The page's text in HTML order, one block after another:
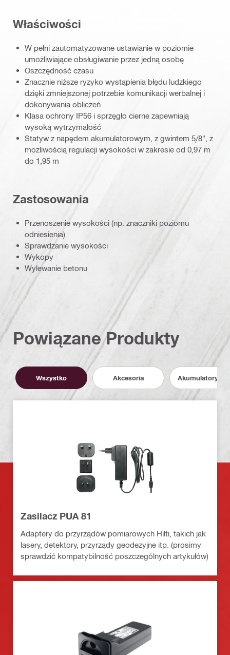
Właściwości
W pełni zautomatyzowane ustawianie w poziomie
umożliwiające obsługiwanie przez jedną osobę
Oszczędność czasu
Znacznie niższe ryzyko wystąpienia błędu ludzkiego
dzięki zmniejszonej potrzebie komunikacji werbalnej i
dokonywania obliczeń
Klasa ochrony IP56 i sprzęgło cierne zapewniają
wysoką wytrzymałość
Statyw z napędem akumulatorowym, z gwintem 5/8", z
możliwością regulacji wysokości w zakresie od 0,97 m
do 1,95 m
Zastosowania
Przenoszenie wysokości (np. znaczniki poziomu
odniesienia)
Sprawdzanie wysokości
Wykopy
Wylewanie betonu
Powiązane Produkty
Wszystko Akcesoria Akumulatory i
Zasilacz PUA 81
Adaptery do przyrządów pomiarowych Hilti, takich jak
lasery, detektory, przyrządy geodezyjne itp. (prosimy
sprawdzić kompatybilność poszczególnych artykułów)